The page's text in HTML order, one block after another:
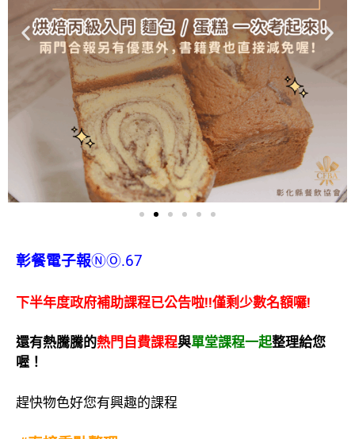
彰餐電子報ⓃⓄ.67
下半年度政府補助課程已公告啦!!僅剩少數名額囉!
還有熱騰騰的熱門自費課程與單堂課程一起整理給您
喔！
趕快物色好您有興趣的課程